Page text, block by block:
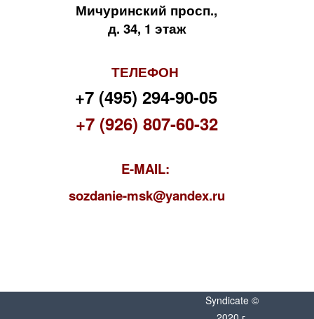
Мичуринский просп.,
д. 34, 1 этаж
ТЕЛЕФОН
+7 (495) 294-90-05
+7 (926) 807-60-32
E-MAIL:
sozdanie-msk@yandex.ru
Syndicate ©